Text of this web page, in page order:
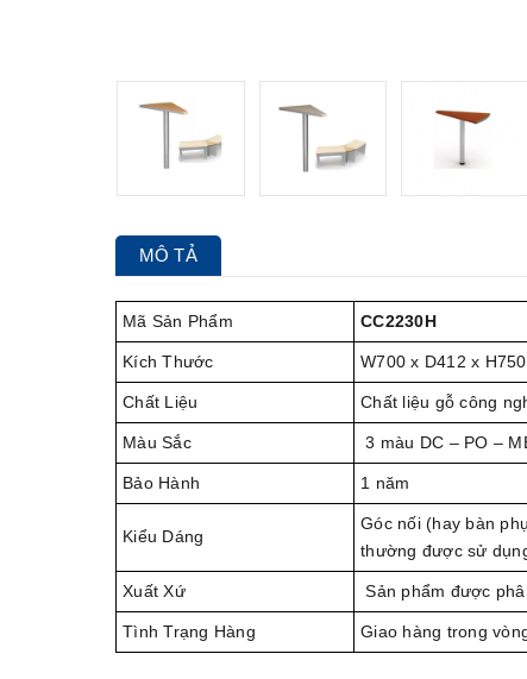
MÔ TẢ
Mã Sản Phẩm CC2230H
Kích Thước W700 x D412 x
Chất Liệu Chất liệu gỗ công
Màu Sắc 3 màu DC – PO –
Bảo Hành 1 năm
Kiểu Dáng
Góc nối (hay bàn
thường được sử
Xuất Xứ Sản phẩm được
Tình Trạng Hàng Giao hàng trong